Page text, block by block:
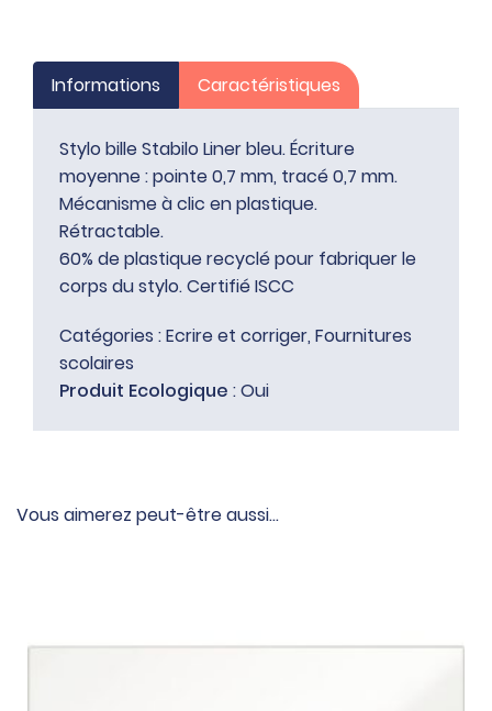
Informations Caractéristiques
Stylo bille Stabilo Liner bleu. Écriture
moyenne : pointe 0,7 mm, tracé 0,7 mm.
Mécanisme à clic en plastique.
Rétractable.
60% de plastique recyclé pour fabriquer le
corps du stylo. Certifié ISCC
Catégories :Ecrire et corriger, Fournitures
scolaires
Produit Ecologique : Oui
Vous aimerez peut-être aussi…